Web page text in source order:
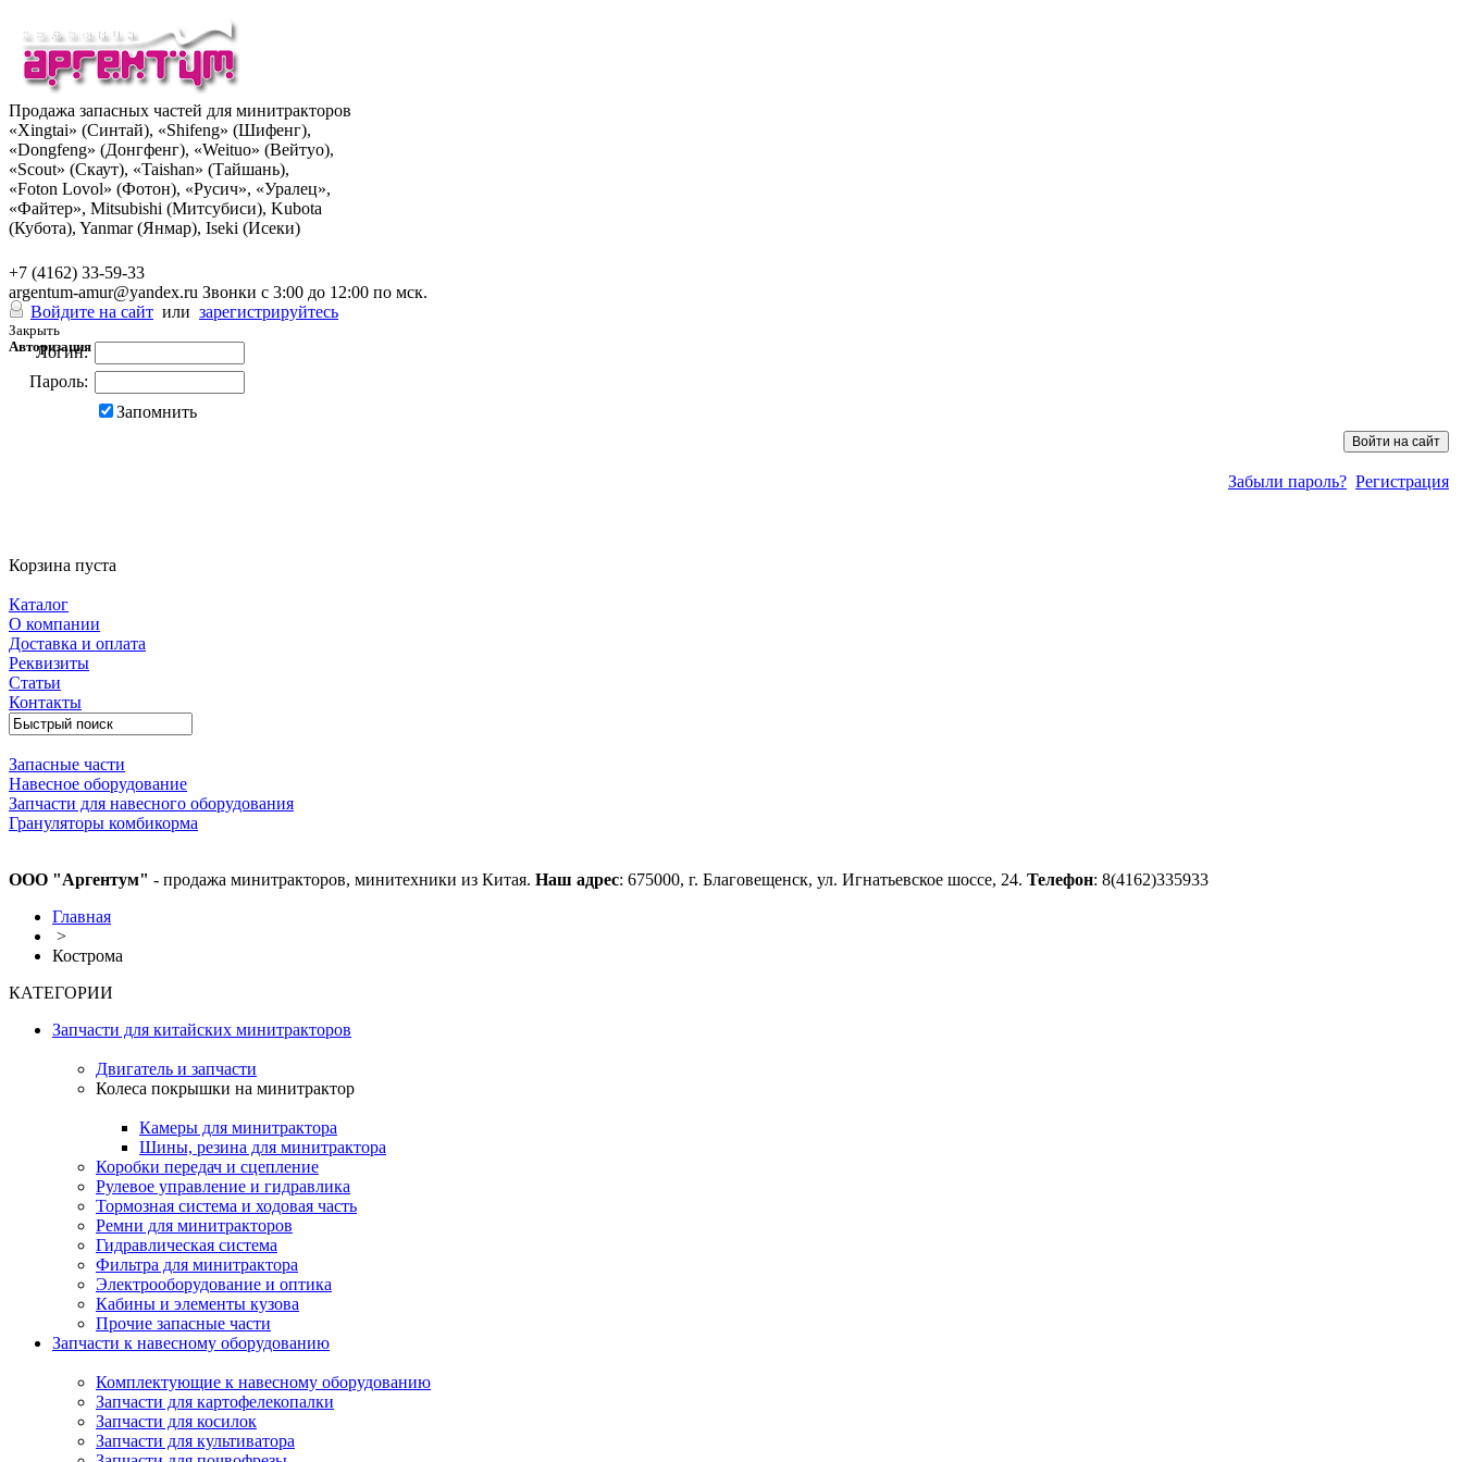
Продажа запасных частей для минитракторов
«Xingtai» (Синтай), «Shifeng» (Шифенг),
«Dongfeng» (Донгфенг), «Weituo» (Вейтуо),
«Scout» (Скаут), «Taishan» (Тайшань),
«Foton Lovol» (Фотон), «Русич», «Уралец»,
«Файтер», Mitsubishi (Митсубиси), Kubota
(Кубота), Yanmar (Янмар), Iseki (Исеки)
+7 (4162) 33-59-33
argentum-amur@yandex.ru Звонки с 3:00 до 12:00 по мск.
Войдите на сайт или зарегистрируйтесь
Закрыть
Авторизация
Логин:
Пароль:
Запомнить
Забыли пароль? Регистрация
Корзина пуста
Каталог
О компании
Доставка и оплата
Реквизиты
Статьи
Контакты
Запасные части
Навесное оборудование
Запчасти для навесного оборудования
Грануляторы комбикорма
ООО "Аргентум" - продажа минитракторов, минитехники из Китая. Наш адрес: 675000, г. Благовещенск, ул. Игнатьевское шоссе, 24. Телефон: 8(4162)335933
Главная
>
Кострома
КАТЕГОРИИ
Запчасти для китайских минитракторов
Двигатель и запчасти
Колеса покрышки на минитрактор
Камеры для минитрактора
Шины, резина для минитрактора
Коробки передач и сцепление
Рулевое управление и гидравлика
Тормозная система и ходовая часть
Ремни для минитракторов
Гидравлическая система
Фильтра для минитрактора
Электрооборудование и оптика
Кабины и элементы кузова
Прочие запасные части
Запчасти к навесному оборудованию
Комплектующие к навесному оборудованию
Запчасти для картофелекопалки
Запчасти для косилок
Запчасти для культиватора